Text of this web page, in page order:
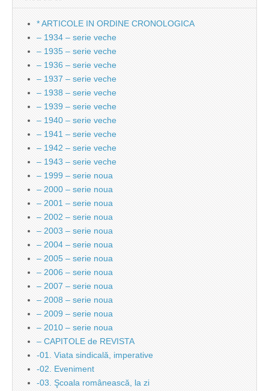
* ARTICOLE IN ORDINE CRONOLOGICA
– 1934 – serie veche
– 1935 – serie veche
– 1936 – serie veche
– 1937 – serie veche
– 1938 – serie veche
– 1939 – serie veche
– 1940 – serie veche
– 1941 – serie veche
– 1942 – serie veche
– 1943 – serie veche
– 1999 – serie noua
– 2000 – serie noua
– 2001 – serie noua
– 2002 – serie noua
– 2003 – serie noua
– 2004 – serie noua
– 2005 – serie noua
– 2006 – serie noua
– 2007 – serie noua
– 2008 – serie noua
– 2009 – serie noua
– 2010 – serie noua
– CAPITOLE de REVISTA
-01. Viata sindicală, imperative
-02. Eveniment
-03. Şcoala românească, la zi